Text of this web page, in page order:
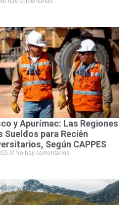
y Apurímac: Las Regiones
Sueldos para Recién
Según CAPPES
No hay comentarios